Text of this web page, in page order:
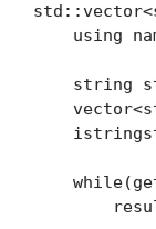
using
string